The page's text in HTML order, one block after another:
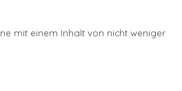
mit einem Inhalt von nicht weniger